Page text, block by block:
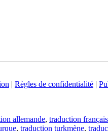
| Règles de confidentialité |
allemande, traduction
, traduction turkmène,